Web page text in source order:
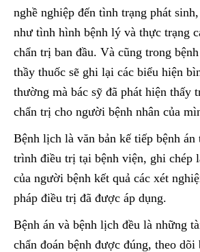
nghề nghiệp đến tình trạng phát
như tình hình bệnh lý và thực trạng
chẩn trị ban đầu. Và cũng trong
thầy thuốc sẽ ghi lại các biểu hiện
thường mà bác sỹ đã phát hiện thấy
chẩn trị cho người bệnh nhân của
Bệnh lịch là văn bản kế tiếp bệnh án
trình điều trị tại bệnh viện, ghi chép
của người bệnh kết quả các xét
pháp điều trị đã được áp dụng.
Bệnh án và bệnh lịch đều là những
chẩn đoán bệnh được đúng, theo